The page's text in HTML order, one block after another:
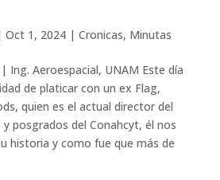
Oct 1, 2024| Cronicas, Minutas
Ing. Aeroespacial, UNAM Este día
de platicar con un ex Flag,
quien es el actual director del
posgrados del Conahcyt, él nos
historia y como fue que más de